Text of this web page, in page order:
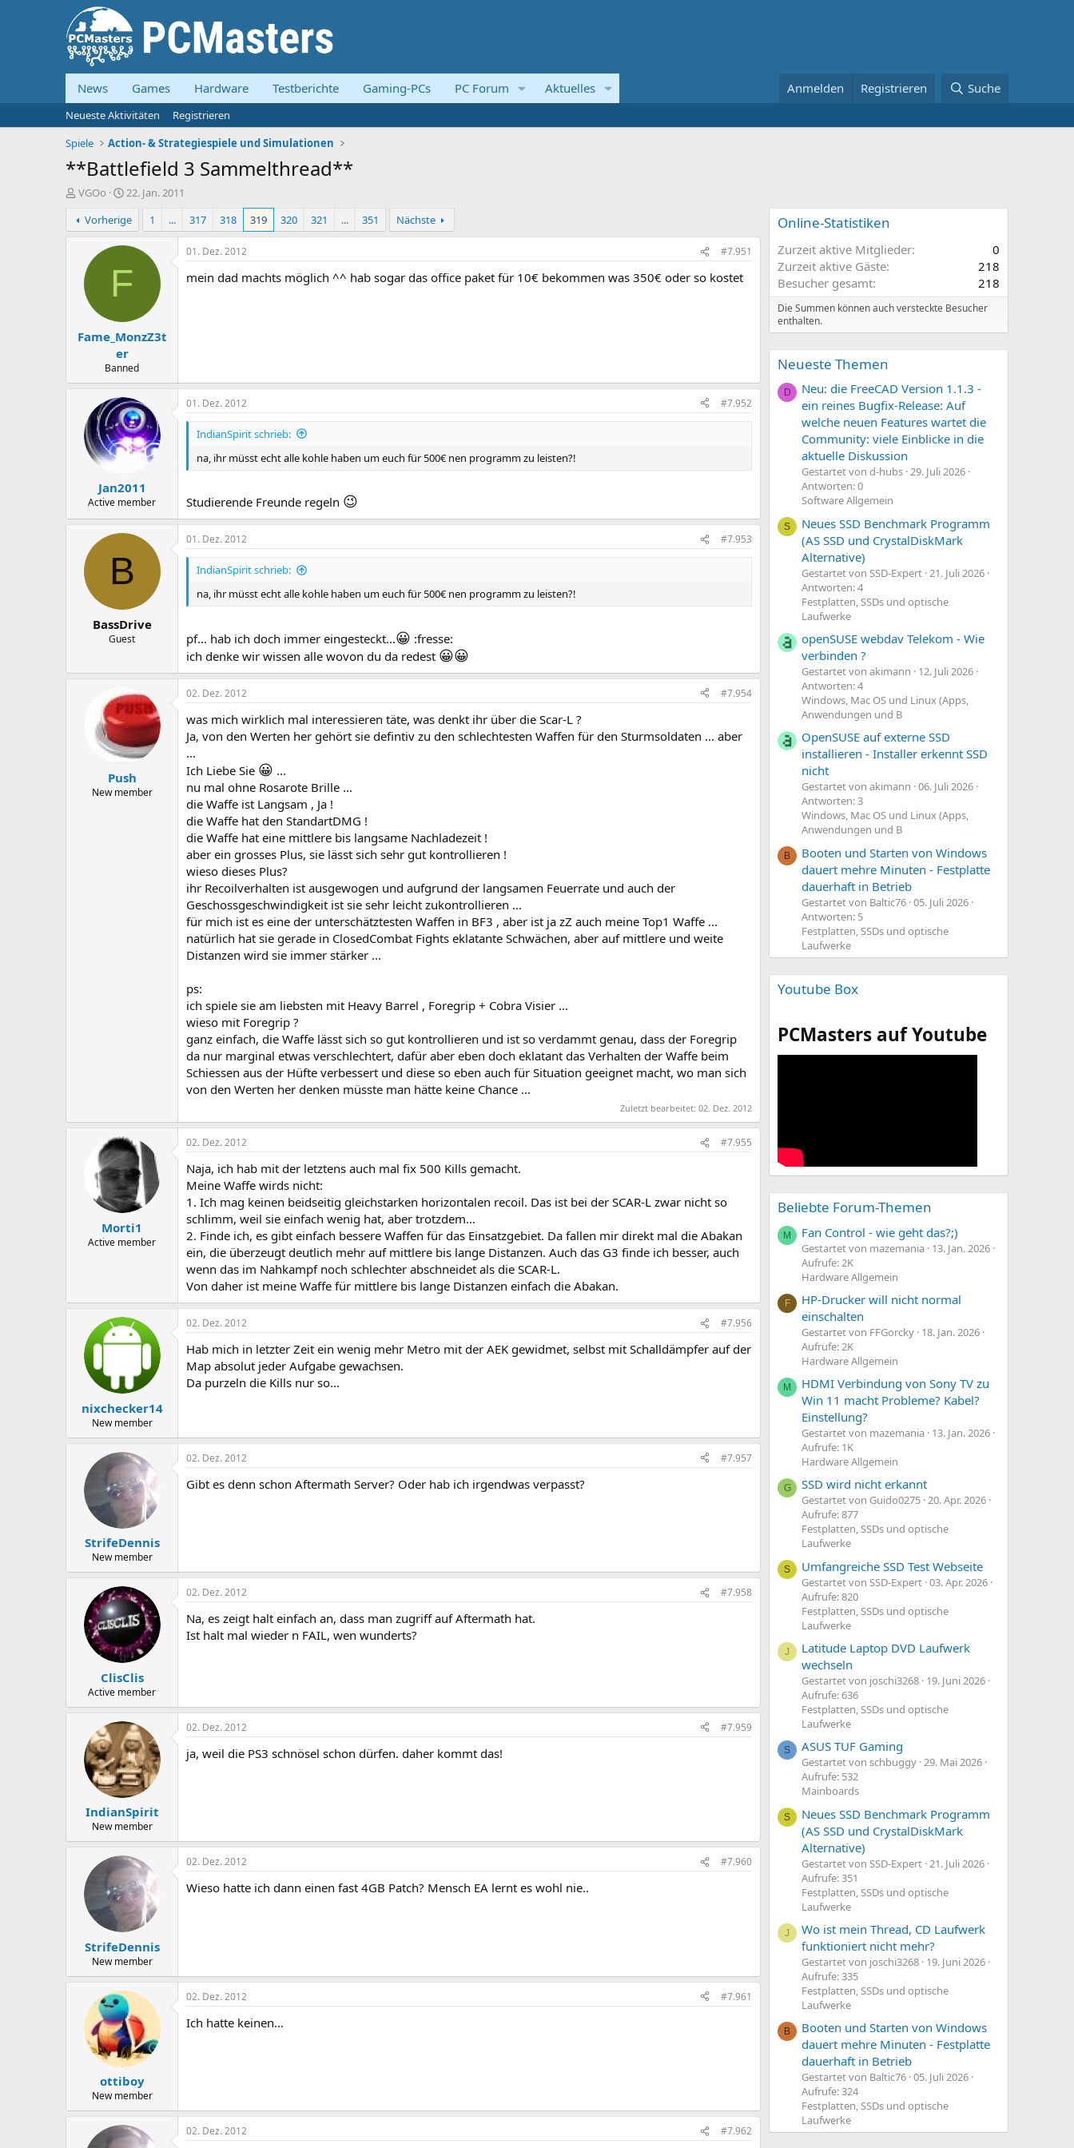
News Games Hardware Testberichte Gaming-PCs PC Forum Aktuelles Anmelden Registrieren Suche
Neueste Aktivitäten
Registrieren
Spiele
Action- & Strategiespiele und Simulationen
**Battlefield 3 Sammelthread**
E
s
t
VGOo
E
s
t
e
l
m
22. Jan. 2011
Vorherige
1 ... 317 318 319 320 321 ... 351 Nächste
F
Fame_MonzZ3t
er
Banned
01. Dez. 2012 #7.951
mein dad machts möglich ^^ hab sogar das office paket für 10€ bekommen was 350€ oder so kostet
Jan2011
Active member
01. Dez. 2012 #7.952
IndianSpirit schrieb:
na, ihr müsst echt alle kohle haben um euch für 500€ nen programm zu leisten?!
Studierende Freunde regeln 😉
B
BassDrive
Guest
01. Dez. 2012 #7.953
IndianSpirit schrieb:
na, ihr müsst echt alle kohle haben um euch für 500€ nen programm zu leisten?!
pf... hab ich doch immer eingesteckt...😀 :fresse:
ich denke wir wissen alle wovon du da redest 😀😀
Push
New member
02. Dez. 2012 #7.954
was mich wirklich mal interessieren täte, was denkt ihr über die Scar-L ?
Ja, von den Werten her gehört sie defintiv zu den schlechtesten Waffen für den Sturmsoldaten ... aber
...
Ich Liebe Sie 😀 ...
nu mal ohne Rosarote Brille ...
die Waffe ist Langsam , Ja !
die Waffe hat den StandartDMG !
die Waffe hat eine mittlere bis langsame Nachladezeit !
aber ein grosses Plus, sie lässt sich sehr gut kontrollieren !
wieso dieses Plus?
ihr Recoilverhalten ist ausgewogen und aufgrund der langsamen Feuerrate und auch der
Geschossgeschwindigkeit ist sie sehr leicht zukontrollieren ...
für mich ist es eine der unterschätztesten Waffen in BF3 , aber ist ja zZ auch meine Top1 Waffe ...
natürlich hat sie gerade in ClosedCombat Fights eklatante Schwächen, aber auf mittlere und weite
Distanzen wird sie immer stärker ...
ps:
ich spiele sie am liebsten mit Heavy Barrel , Foregrip + Cobra Visier ...
wieso mit Foregrip ?
ganz einfach, die Waffe lässt sich so gut kontrollieren und ist so verdammt genau, dass der Foregrip
da nur marginal etwas verschlechtert, dafür aber eben doch eklatant das Verhalten der Waffe beim
Schiessen aus der Hüfte verbessert und diese so eben auch für Situation geeignet macht, wo man sich
von den Werten her denken müsste man hätte keine Chance ...
Zuletzt bearbeitet: 02. Dez. 2012
Morti1
Active member
02. Dez. 2012 #7.955
Naja, ich hab mit der letztens auch mal fix 500 Kills gemacht.
Meine Waffe wirds nicht:
1. Ich mag keinen beidseitig gleichstarken horizontalen recoil. Das ist bei der SCAR-L zwar nicht so
schlimm, weil sie einfach wenig hat, aber trotzdem...
2. Finde ich, es gibt einfach bessere Waffen für das Einsatzgebiet. Da fallen mir direkt mal die Abakan
ein, die überzeugt deutlich mehr auf mittlere bis lange Distanzen. Auch das G3 finde ich besser, auch
wenn das im Nahkampf noch schlechter abschneidet als die SCAR-L.
Von daher ist meine Waffe für mittlere bis lange Distanzen einfach die Abakan.
nixchecker14
New member
02. Dez. 2012 #7.956
Hab mich in letzter Zeit ein wenig mehr Metro mit der AEK gewidmet, selbst mit Schalldämpfer auf der
Map absolut jeder Aufgabe gewachsen.
Da purzeln die Kills nur so...
StrifeDennis
New member
02. Dez. 2012 #7.957
Gibt es denn schon Aftermath Server? Oder hab ich irgendwas verpasst?
ClisClis
Active member
02. Dez. 2012 #7.958
Na, es zeigt halt einfach an, dass man zugriff auf Aftermath hat.
Ist halt mal wieder n FAIL, wen wunderts?
IndianSpirit
New member
02. Dez. 2012 #7.959
ja, weil die PS3 schnösel schon dürfen. daher kommt das!
StrifeDennis
New member
02. Dez. 2012 #7.960
Wieso hatte ich dann einen fast 4GB Patch? Mensch EA lernt es wohl nie..
ottiboy
New member
02. Dez. 2012 #7.961
Ich hatte keinen...
02. Dez. 2012 #7.962
Online-Statistiken
Zurzeit aktive Mitglieder
0
Zurzeit aktive Gäste
218
Besucher gesamt
218
Die Summen können auch versteckte Besucher
enthalten.
Neueste Themen
D
Neu: die FreeCAD Version 1.1.3 -
ein reines Bugfix-Release: Auf
welche neuen Features wartet die
Community: viele Einblicke in die
aktuelle Diskussion
Gestartet von d-hubs 29. Juli 2026
Antworten: 0
Software Allgemein
S
Neues SSD Benchmark Programm
(AS SSD und CrystalDiskMark
Alternative)
Gestartet von SSD-Expert 21. Juli 2026
Antworten: 4
Festplatten, SSDs und optische
Laufwerke
openSUSE webdav Telekom - Wie
verbinden ?
Gestartet von akimann
12. Juli 2026
Antworten: 4
Windows, Mac OS und Linux (Apps,
Anwendungen und B
OpenSUSE auf externe SSD
installieren - Installer erkennt SSD
nicht
Gestartet von akimann 06. Juli 2026
Antworten: 3
Windows, Mac OS und Linux (Apps,
Anwendungen und B
B
Booten und Starten von Windows
dauert mehre Minuten - Festplatte
dauerhaft in Betrieb
Gestartet von Baltic76 05. Juli 2026
Antworten: 5
Festplatten, SSDs und optische
Laufwerke
Youtube Box
PCMasters auf Youtube
Beliebte Forum-Themen
M Fan Control - wie geht das?;)
Gestartet von mazemania 13. Jan. 2026
Aufrufe: 2K
Hardware Allgemein
F
HP-Drucker will nicht normal
einschalten
Gestartet von FFGorcky 18. Jan. 2026
Aufrufe: 2K
Hardware Allgemein
M
HDMI Verbindung von Sony TV zu
Win 11 macht Probleme? Kabel?
Einstellung?
Gestartet von mazemania 13. Jan. 2026
Aufrufe: 1K
Hardware Allgemein
G SSD wird nicht erkannt
Gestartet von Guido0275 20. Apr. 2026
Aufrufe: 877
Festplatten, SSDs und optische
Laufwerke
S Umfangreiche SSD Test Webseite
Gestartet von SSD-Expert 03. Apr. 2026
Aufrufe: 820
Festplatten, SSDs und optische
Laufwerke
J
Latitude Laptop DVD Laufwerk
wechseln
Gestartet von joschi3268 19. Juni 2026
Aufrufe: 636
Festplatten, SSDs und optische
Laufwerke
S ASUS TUF Gaming
Gestartet von schbuggy 29. Mai 2026
Aufrufe: 532
Mainboards
S
Neues SSD Benchmark Programm
(AS SSD und CrystalDiskMark
Alternative)
Gestartet von SSD-Expert 21. Juli 2026
Aufrufe: 351
Festplatten, SSDs und optische
Laufwerke
J
Wo ist mein Thread, CD Laufwerk
funktioniert nicht mehr?
Gestartet von joschi3268 19. Juni 2026
Aufrufe: 335
Festplatten, SSDs und optische
Laufwerke
B
Booten und Starten von Windows
dauert mehre Minuten - Festplatte
dauerhaft in Betrieb
Gestartet von Baltic76 05. Juli 2026
Aufrufe: 324
Festplatten, SSDs und optische
Laufwerke